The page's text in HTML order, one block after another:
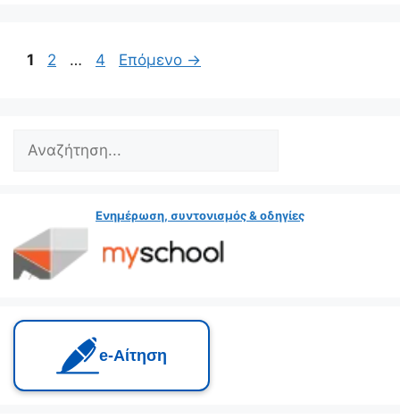
Σελίδα
1 Σελίδα
2 … Σελίδα
4 Επόμενο →
Search
Ενημέρωση, συντονισμός & οδηγίες
e‑Αίτηση